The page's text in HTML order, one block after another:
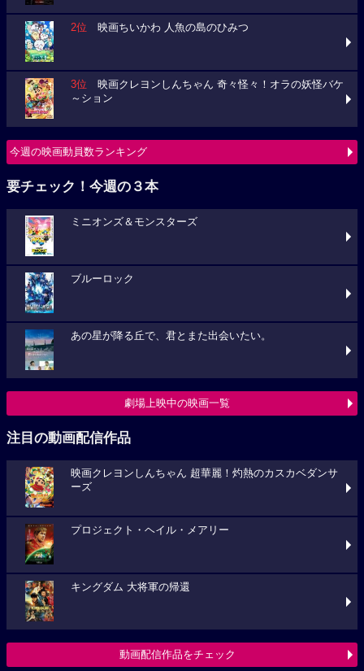
2位 映画ちいかわ 人魚の島のひみつ
3位 映画クレヨンしんちゃん 奇々怪々！オラの妖怪バケ
～ション
今週の映画動員数ランキング
要チェック！今週の３本
ミニオンズ＆モンスターズ
ブルーロック
あの星が降る丘で、君とまた出会いたい。
劇場上映中の映画一覧
注目の動画配信作品
映画クレヨンしんちゃん 超華麗！灼熱のカスカベダンサ
ーズ
プロジェクト・ヘイル・メアリー
キングダム 大将軍の帰還
動画配信作品をチェック